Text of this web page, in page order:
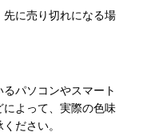
に売り切れになる場
パソコンやスマート
よって、実際の色味
ださい。